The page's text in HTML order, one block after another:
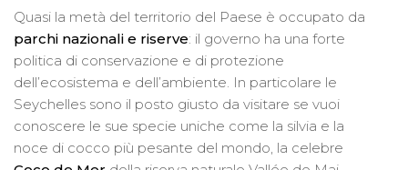
Quasi la metà del territorio del Paese è occupato da
parchi nazionali e riserve: il governo ha una forte
politica di conservazione e di protezione
dell’ecosistema e dell’ambiente. In particolare le
Seychelles sono il posto giusto da visitare se vuoi
conoscere le sue specie uniche come la silvia e la
noce di cocco più pesante del mondo, la celebre